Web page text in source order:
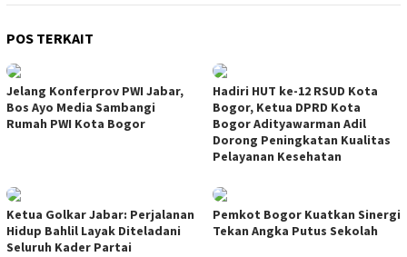
POS TERKAIT
Jelang Konferprov PWI Jabar,
Bos Ayo Media Sambangi
Rumah PWI Kota Bogor
Hadiri HUT ke-12 RSUD Kota
Bogor, Ketua DPRD Kota
Bogor Adityawarman Adil
Dorong Peningkatan Kualitas
Pelayanan Kesehatan
Ketua Golkar Jabar: Perjalanan
Hidup Bahlil Layak Diteladani
Seluruh Kader Partai
Pemkot Bogor Kuatkan Sinergi
Tekan Angka Putus Sekolah